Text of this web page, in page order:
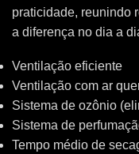
praticidade, reunindo
a diferença no dia a
Ventilação eficiente
Ventilação com ar
Sistema de ozônio
Sistema de
Tempo médio de